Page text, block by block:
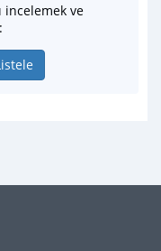
incelemek ve